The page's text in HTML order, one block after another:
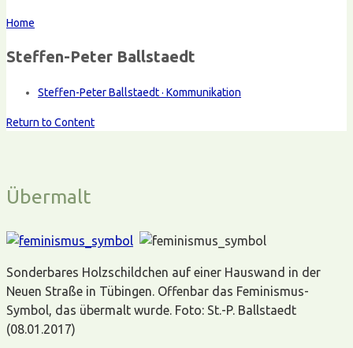
Home
Steffen-Peter Ballstaedt
Steffen-Peter Ballstaedt · Kommunikation
Return to Content
Übermalt
Sonderbares Holzschildchen auf einer Hauswand in der
Neuen Straße in Tübingen. Offenbar das Feminismus-
Symbol, das übermalt wurde. Foto: St.-P. Ballstaedt
(08.01.2017)